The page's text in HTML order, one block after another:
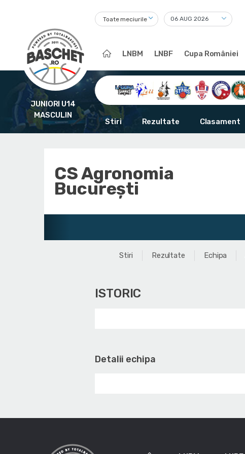
Toate meciurile
LNBM LNBF Cupa României
JUNIORI U14
MASCULIN
Stiri Rezultate Clasament
CS Agronomia
București
Stiri Rezultate Echipa
ISTORIC
Detalii echipa